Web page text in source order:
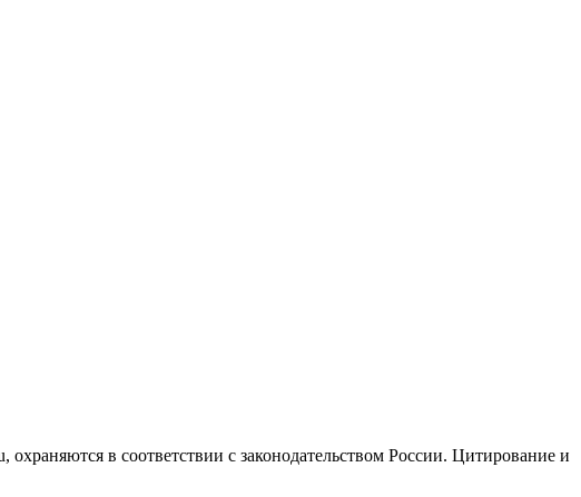
в соответствии с законодательством России. Цитирование и